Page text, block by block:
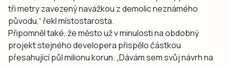
tři metry zavezený navážkou z demolic neznámého
původu,“ řekl místostarosta.
Připomněl také, že město už v minulosti na obdobný
projekt stejného developera přispělo částkou
přesahující půl milionu korun. „Dávám sem svůj návrh na